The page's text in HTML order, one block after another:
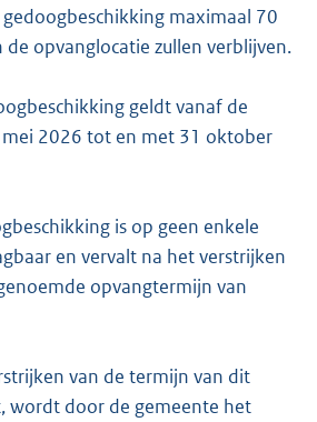
gedoogbeschikking maximaal 70
de opvanglocatie zullen verblijven.
geldt vanaf de
2026 tot en met 31 oktober
is op geen enkele
en vervalt na het verstrijken
opvangtermijn van
van de termijn van dit
wordt door de gemeente het